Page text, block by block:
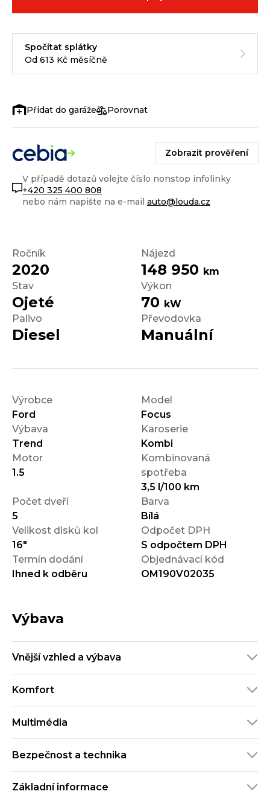
Ročník
2020
Nájezd
148 950 km
Stav
Ojeté
Výkon
70 kW
Palivo
Diesel
Převodovka
Manuální
Výrobce
Ford
Model
Focus
Výbava
Trend
Karoserie
Kombi
Motor
1.5
Kombinovaná
spotřeba
3,5 l/100 km
Počet dveří
5
Barva
Bílá
Velikost disků kol
16"
Odpočet DPH
S odpočtem DPH
Termín dodání
Ihned k odběru
Objednávací kód
OM190V02035
Výbava
Vnější vzhled a výbava
Komfort
Multimédia
Bezpečnost a technika
Základní informace
Spočítat splátky
Od 613 Kč měsíčně
Porovnat
Zobrazit prověření
V případě dotazů volejte číslo nonstop infolinky
+420 325 400 808
nebo nám napište na e-mail auto@louda.cz